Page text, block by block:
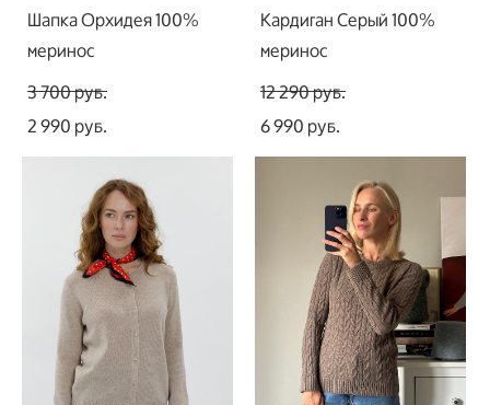
Шапка Орхидея 100%
меринос
3 700 pуб.
2 990 pуб.
Кардиган Серый 100%
меринос
12 290 pуб.
6 990 pуб.